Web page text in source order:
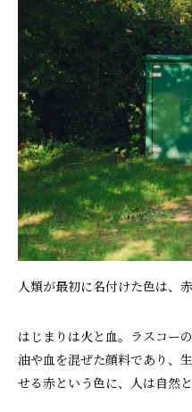
人類が最初に名付けた色は、
はじまりは火と血。ラスコー
油や血を混ぜた顔料であり、
せる赤という色に、人は自然